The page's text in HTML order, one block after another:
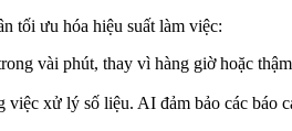
tối ưu hóa hiệu suất làm việc:
vài phút, thay vì hàng giờ hoặc
xử lý số liệu. AI đảm bảo các báo